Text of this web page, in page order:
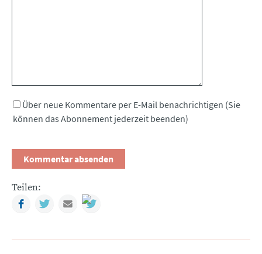
Über neue Kommentare per E-Mail benachrichtigen (Sie
können das Abonnement jederzeit beenden)
Teilen:
FacebookTwitterMail